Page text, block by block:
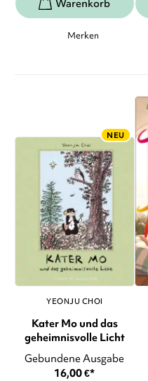
Merken
NEU
YEONJU CHOI
Kater Mo und das
geheimnisvolle Licht
Gebundene Ausgabe
16,00€*